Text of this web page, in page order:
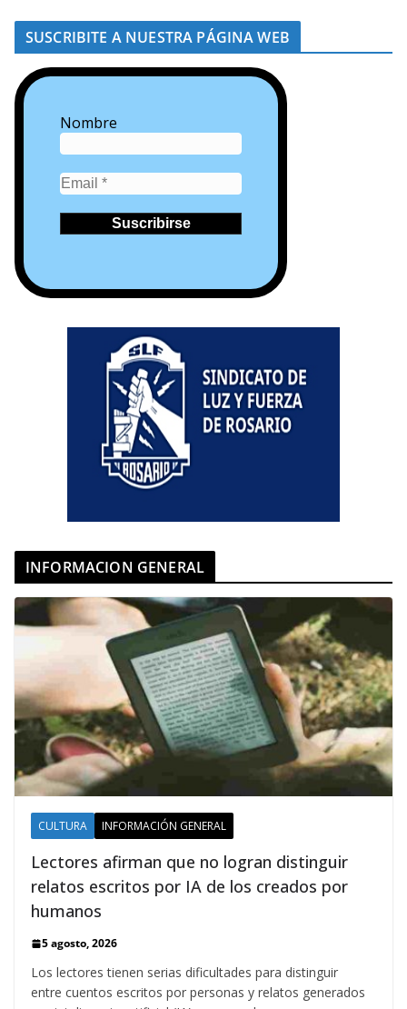
SUSCRIBITE A NUESTRA PÁGINA WEB
Nombre
INFORMACION GENERAL
CULTURA INFORMACIÓN GENERAL
Lectores afirman que no logran distinguir
relatos escritos por IA de los creados por
humanos
5 agosto, 2026
Los lectores tienen serias dificultades para distinguir
entre cuentos escritos por personas y relatos generados